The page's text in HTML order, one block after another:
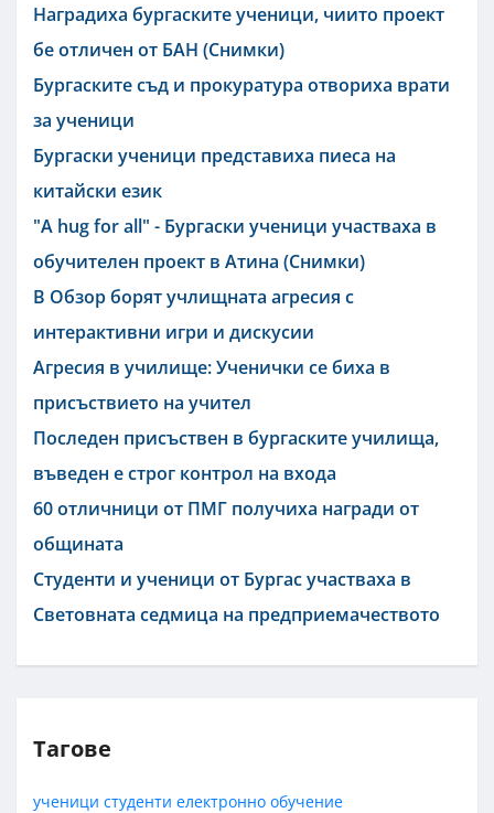
Наградиха бургаските ученици, чиито проект
бе отличен от БАН (Снимки)
Бургаските съд и прокуратура отвориха врати
за ученици
Бургаски ученици представиха пиеса на
китайски език
"A hug for all" - Бургаски ученици участваха в
обучителен проект в Атина (Снимки)
В Обзор борят учлищната агресия с
интерактивни игри и дискусии
Агресия в училище: Ученички се биха в
присъствието на учител
Последен присъствен в бургаските училища,
въведен е строг контрол на входа
60 отличници от ПМГ получиха награди от
общината
Студенти и ученици от Бургас участваха в
Световната седмица на предприемачеството
Тагове
ученици студенти електронно обучение